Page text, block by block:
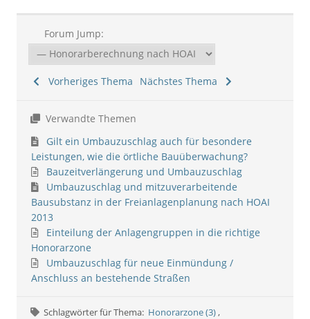
Forum Jump:
Vorheriges Thema Nächstes Thema
Verwandte Themen
Gilt ein Umbauzuschlag auch für besondere
Leistungen, wie die örtliche Bauüberwachung?
Bauzeitverlängerung und Umbauzuschlag
Umbauzuschlag und mitzuverarbeitende
Bausubstanz in der Freianlagenplanung nach HOAI
2013
Einteilung der Anlagengruppen in die richtige
Honorarzone
Umbauzuschlag für neue Einmündung /
Anschluss an bestehende Straßen
Schlagwörter für Thema: Honorarzone (3),